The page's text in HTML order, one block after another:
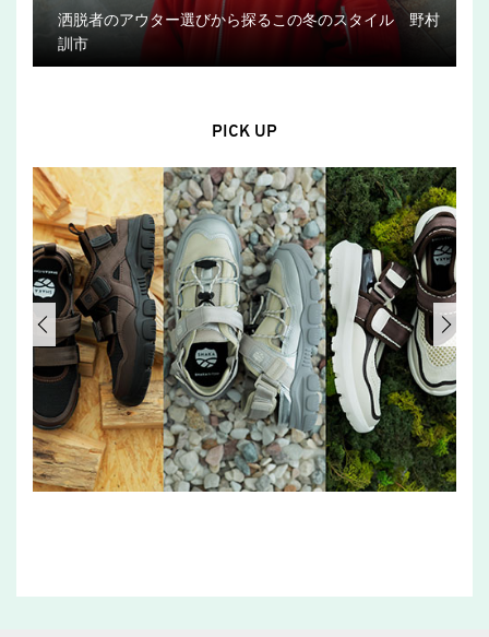
洒脱者のアウター選びから探るこの冬のスタイル 野村
訓市
PICK UP